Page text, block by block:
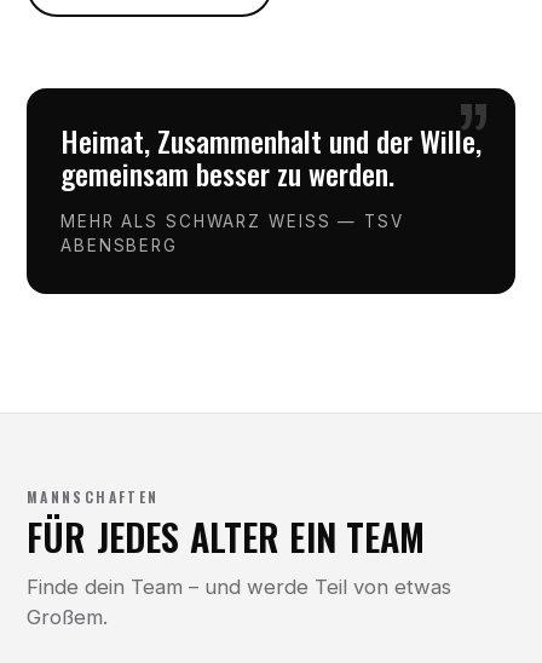
”
Heimat, Zusammenhalt und der Wille,
gemeinsam besser zu werden.
MEHR ALS SCHWARZ WEISS — TSV
ABENSBERG
MANNSCHAFTEN
FÜR JEDES ALTER EIN TEAM
Finde dein Team – und werde Teil von etwas
Großem.